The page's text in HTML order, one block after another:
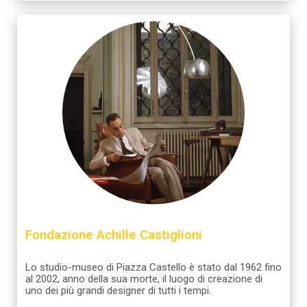
informazioni sul modo in cui utilizzi il nostro sito con i
nostri partner che si occupano di analisi dei dati web,
pubblicità e social media, i quali potrebbero combinarle
con altre informazioni che hai fornito loro o che hanno
raccolto dal tuo utilizzo dei loro servizi.
Fondazione Achille Castiglioni
Lo studio-museo di Piazza Castello è stato dal 1962 fino
al 2002, anno della sua morte, il luogo di creazione di
uno dei più grandi designer di tutti i tempi.